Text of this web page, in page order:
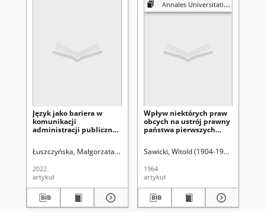
Język jako bariera w
komunikacji
administracji publicznej
Łuszczyńska, Małgorzata. Redaktor
2022
artykuł
Annales Universitatis Mariae Curie-Skłodowska. Sectio G, Ius
Wpływ niektórych praw
obcych na ustrój prawny
państwa pierwszych
Sawicki, Witold (1904-1973)
1964
artykuł